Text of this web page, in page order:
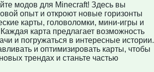
модов для Minecraft! Здесь вы
опыт и откроют новые горизонты
карты, головоломки, мини-игры и
карта предлагает возможность
и погружаться в интересные истории.
и оптимизировать карты, чтобы
трендах и станьте частью